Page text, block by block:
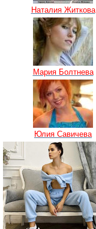
Наталия Житкова
Мария Болтнева
Юлия Савичева